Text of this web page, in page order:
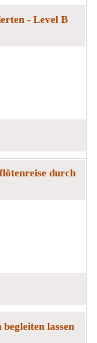
- Level B
durch
lassen